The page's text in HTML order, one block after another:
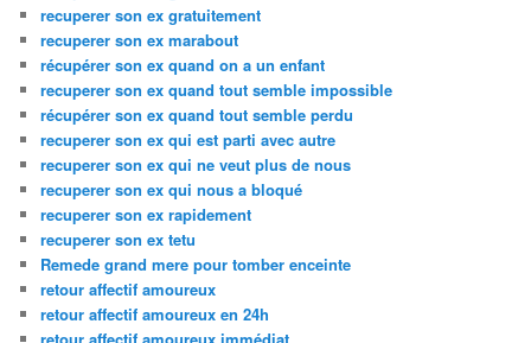
recuperer son ex gratuitement
recuperer son ex marabout
récupérer son ex quand on a un enfant
recuperer son ex quand tout semble impossible
récupérer son ex quand tout semble perdu
recuperer son ex qui est parti avec autre
recuperer son ex qui ne veut plus de nous
recuperer son ex qui nous a bloqué
recuperer son ex rapidement
recuperer son ex tetu
Remede grand mere pour tomber enceinte
retour affectif amoureux
retour affectif amoureux en 24h